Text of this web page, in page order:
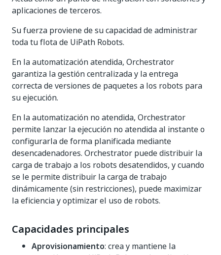
aplicaciones de terceros.
Su fuerza proviene de su capacidad de administrar
toda tu flota de UiPath Robots.
En la automatización atendida, Orchestrator
garantiza la gestión centralizada y la entrega
correcta de versiones de paquetes a los robots para
su ejecución.
En la automatización no atendida, Orchestrator
permite lanzar la ejecución no atendida al instante o
configurarla de forma planificada mediante
desencadenadores. Orchestrator puede distribuir la
carga de trabajo a los robots desatendidos, y cuando
se le permite distribuir la carga de trabajo
dinámicamente (sin restricciones), puede maximizar
la eficiencia y optimizar el uso de robots.
Capacidades principales
Aprovisionamiento: crea y mantiene la